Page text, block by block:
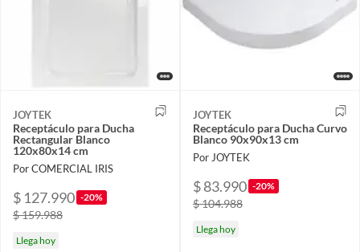
JOYTEK
Receptáculo para Ducha
Rectangular Blanco
120x80x14 cm
Por COMERCIAL IRIS
$ 127.990 -20%
$ 159.988
Llega hoy
JOYTEK
Receptáculo para Ducha Curvo
Blanco 90x90x13 cm
Por JOYTEK
$ 83.990 -20%
$ 104.988
Llega hoy